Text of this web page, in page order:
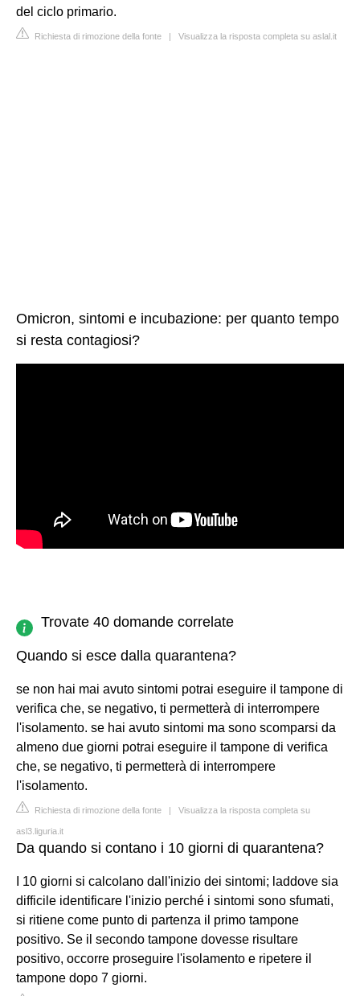
del ciclo primario.
Richiesta di rimozione della fonte | Visualizza la risposta completa su aslal.it
Omicron, sintomi e incubazione: per quanto tempo
si resta contagiosi?
Trovate 40 domande correlate
Quando si esce dalla quarantena?
se non hai mai avuto sintomi potrai eseguire il tampone di
verifica che, se negativo, ti permetterà di interrompere
l'isolamento. se hai avuto sintomi ma sono scomparsi da
almeno due giorni potrai eseguire il tampone di verifica
che, se negativo, ti permetterà di interrompere
l'isolamento.
Richiesta di rimozione della fonte | Visualizza la risposta completa su
asl3.liguria.it
Da quando si contano i 10 giorni di quarantena?
I 10 giorni si calcolano dall'inizio dei sintomi; laddove sia
difficile identificare l'inizio perché i sintomi sono sfumati,
si ritiene come punto di partenza il primo tampone
positivo. Se il secondo tampone dovesse risultare
positivo, occorre proseguire l'isolamento e ripetere il
tampone dopo 7 giorni.